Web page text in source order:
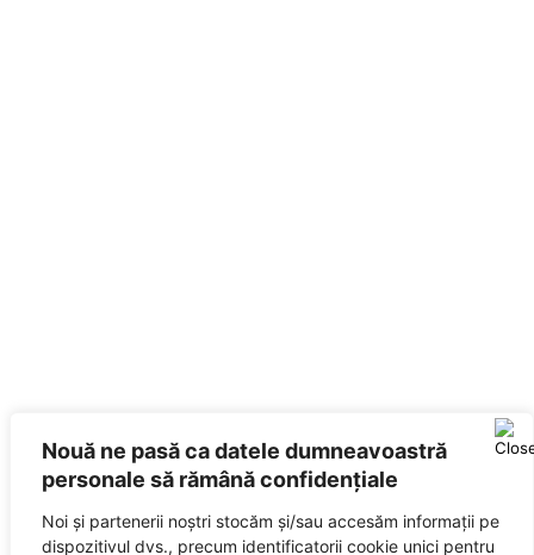
Nouă ne pasă ca datele dumneavoastră
personale să rămână confidențiale
Noi și partenerii noștri stocăm și/sau accesăm informații pe
dispozitivul dvs., precum identificatorii cookie unici pentru